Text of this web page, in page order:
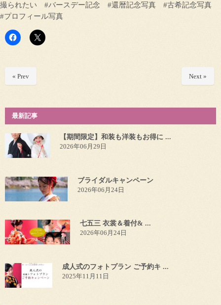
撮られたい #バースデー記念 #還暦記念写真 #古希記念写真
#プロフィール写真
« Prev Next »
最新記事
【期間限定】和装も洋装もお得に ...
2026年06月29日
ブライダルキャンペーン
2026年06月24日
七五三 衣裳＆着付& ...
2026年06月24日
成人式のフォトプラン ご予約キ ...
2025年11月11日